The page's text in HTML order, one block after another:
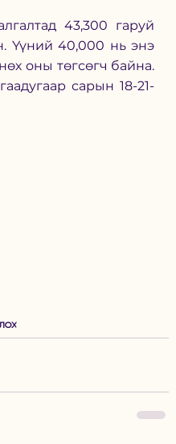
43,300 гаруй
Үүний 40,000 нь энэ
оны төгсөгч байна.
сарын 18-21-